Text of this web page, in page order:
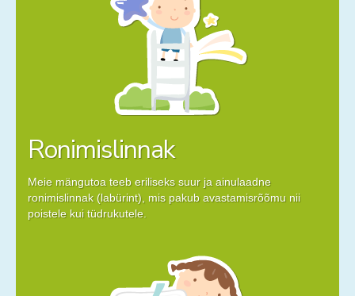
Ronimislinnak
Meie mängutoa teeb eriliseks suur ja ainulaadne
ronimislinnak (labürint), mis pakub avastamisrõõmu nii
poistele kui tüdrukutele.